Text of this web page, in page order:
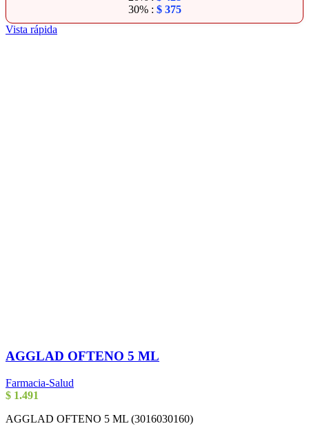
30% : $375
Vista rápida
AGGLAD OFTENO 5 ML
Farmacia-Salud
$ 1.491
AGGLAD OFTENO 5 ML (3016030160)